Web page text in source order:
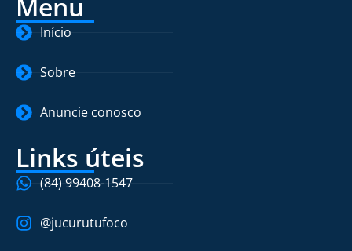
Menu
Início
Sobre
Anuncie conosco
Links úteis
(84) 99408-1547
@jucurutufoco